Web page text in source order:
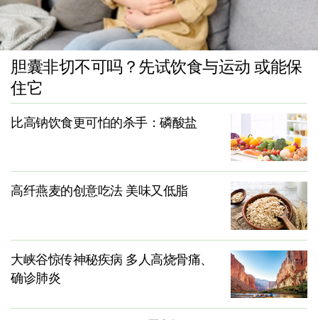
胆囊非切不可吗？先试饮食与运动 或能保
住它
比高钠饮食更可怕的杀手：磷酸盐
高纤燕麦的创意吃法 美味又低脂
大峡谷惊传神秘疾病 多人高烧骨痛、
确诊肺炎